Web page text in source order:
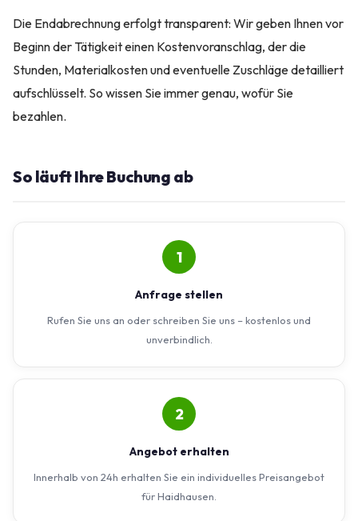
Die Endabrechnung erfolgt transparent: Wir geben Ihnen vor
Beginn der Tätigkeit einen Kostenvoranschlag, der die
Stunden, Materialkosten und eventuelle Zuschläge detailliert
aufschlüsselt. So wissen Sie immer genau, wofür Sie
bezahlen.
So läuft Ihre Buchung ab
1
Anfrage stellen
Rufen Sie uns an oder schreiben Sie uns – kostenlos und
unverbindlich.
2
Angebot erhalten
Innerhalb von 24h erhalten Sie ein individuelles Preisangebot
für Haidhausen.